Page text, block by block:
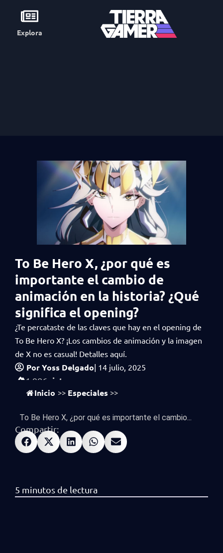
Explora
To Be Hero X, ¿por qué es
importante el cambio de
animación en la historia? ¿Qué
significa el opening?
¿Te percataste de las claves que hay en el opening de
To Be Hero X? ¡Los cambios de animación y la imagen
de X no es casual! Detalles aquí.
PorYoss Delgado| 14 julio, 2025
1,986 vistas
Inicio >> Especiales >>
To Be Hero X, ¿por qué es importante el cambio...
Compartir: